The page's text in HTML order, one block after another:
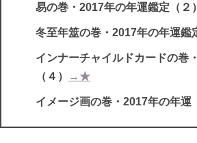
易の巻・2017年の年運鑑定（２）
冬至年筮の巻・2017年の年運鑑
インナーチャイルドカードの巻
（４）
→★
イメージ画の巻・2017年の年運